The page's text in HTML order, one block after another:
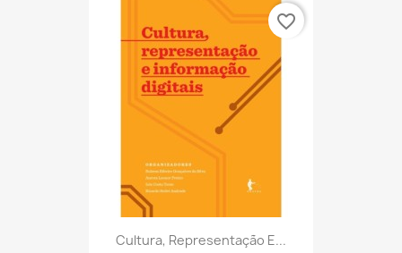
Cultura, Representação E...
favorite_border